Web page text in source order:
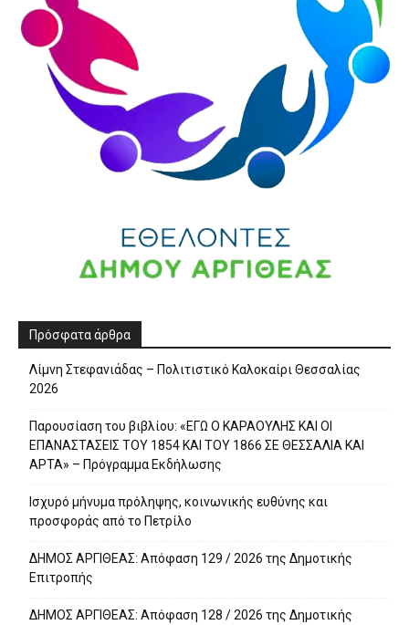
Πρόσφατα άρθρα
Λίμνη Στεφανιάδας – Πολιτιστικό Καλοκαίρι Θεσσαλίας
2026
Παρουσίαση του βιβλίου: «ΕΓΩ Ο ΚΑΡΑΟΥΛΗΣ ΚΑΙ ΟΙ
ΕΠΑΝΑΣΤΑΣΕΙΣ ΤΟΥ 1854 ΚΑΙ ΤΟΥ 1866 ΣΕ ΘΕΣΣΑΛΙΑ ΚΑΙ
ΑΡΤΑ» – Πρόγραμμα Εκδήλωσης
Ισχυρό μήνυμα πρόληψης, κοινωνικής ευθύνης και
προσφοράς από το Πετρίλο
ΔΗΜΟΣ ΑΡΓΙΘΕΑΣ: Απόφαση 129 / 2026 της Δημοτικής
Επιτροπής
ΔΗΜΟΣ ΑΡΓΙΘΕΑΣ: Απόφαση 128 / 2026 της Δημοτικής